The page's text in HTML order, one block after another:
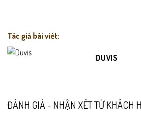
Tác giả bài viết:
DUVIS
ĐÁNH GIÁ - NHẬN XÉT TỪ KHÁCH